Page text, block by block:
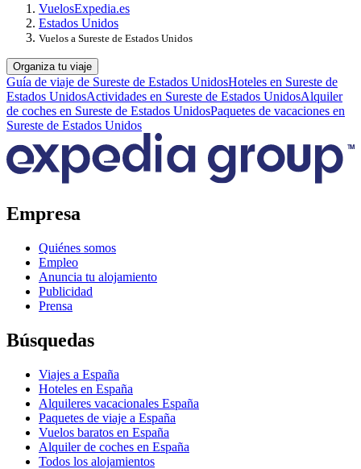
VuelosExpedia.es
Estados Unidos
Vuelos a Sureste de Estados Unidos
Organiza tu viaje
Guía de viaje de Sureste de Estados UnidosHoteles en Sureste de
Estados UnidosActividades en Sureste de Estados UnidosAlquiler
de coches en Sureste de Estados UnidosPaquetes de vacaciones en
Sureste de Estados Unidos
Empresa
Quiénes somos
Empleo
Anuncia tu alojamiento
Publicidad
Prensa
Búsquedas
Viajes a España
Hoteles en España
Alquileres vacacionales España
Paquetes de viaje a España
Vuelos baratos en España
Alquiler de coches en España
Todos los alojamientos